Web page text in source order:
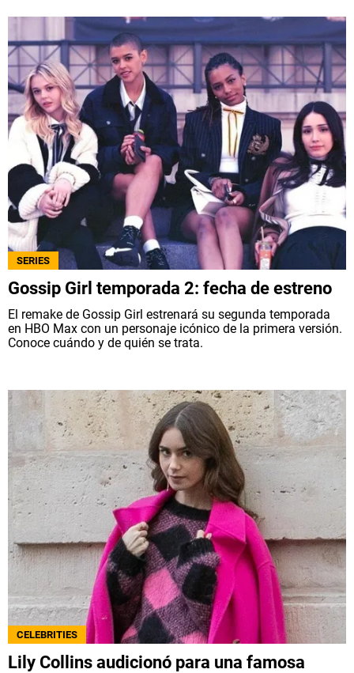
SERIES
Gossip Girl temporada 2: fecha de estreno
El remake de Gossip Girl estrenará su segunda temporada
en HBO Max con un personaje icónico de la primera versión.
Conoce cuándo y de quién se trata.
CELEBRITIES
Lily Collins audicionó para una famosa